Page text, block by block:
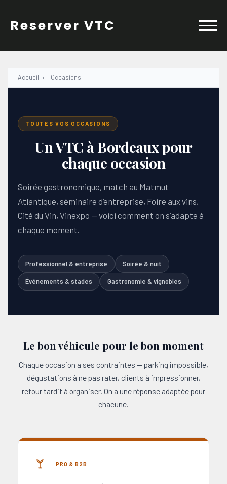
content
Reserver VTC
Accueil › Occasions
TOUTES VOS OCCASIONS
Un VTC à Bordeaux pour
chaque occasion
Soirée gastronomique, match au Matmut
Atlantique, séminaire d’entreprise, Foire aux vins,
Cité du Vin, Vinexpo — voici comment on s’adapte à
chaque moment.
Professionnel & entreprise Soirée & nuit
Événements & stades Gastronomie & vignobles
Le bon véhicule pour le bon moment
Chaque occasion a ses contraintes — parking impossible,
dégustations à ne pas rater, clients à impressionner,
retour tardif à organiser. On a une réponse adaptée pour
chacune.
PRO & B2B